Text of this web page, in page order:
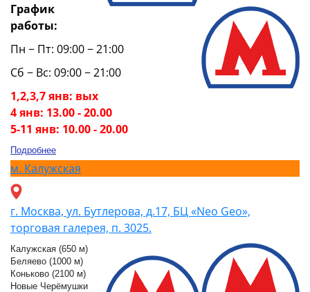
График
работы:
Пн − Пт: 09:00 − 21:00
Сб − Вс: 09:00 − 21:00
1,2,3,7 янв: вых
4 янв: 13.00 - 20.00
5-11 янв: 10.00 - 20.00
Подробнее
м. Калужская
г. Москва, ул. Бутлерова, д.17, БЦ «Neo Geo»,
торговая галерея, п. 3025.
Калужская (650 м)
Беляево (1000 м)
Коньково (2100 м)
Новые Черёмушки